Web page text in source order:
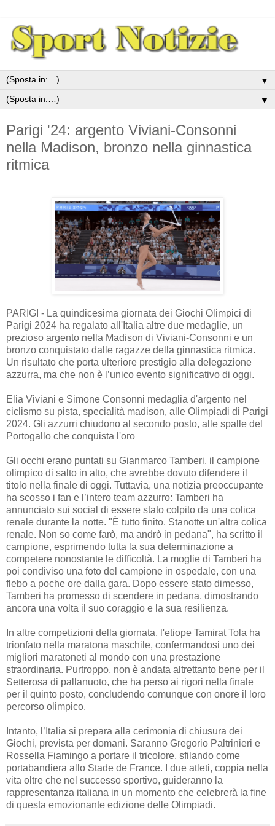
▼
▼
Parigi '24: argento Viviani-Consonni
nella Madison, bronzo nella ginnastica
ritmica
PARIGI - La quindicesima giornata dei Giochi Olimpici di
Parigi 2024 ha regalato all'Italia altre due medaglie, un
prezioso argento nella Madison di Viviani-Consonni e un
bronzo conquistato dalle ragazze della ginnastica ritmica.
Un risultato che porta ulteriore prestigio alla delegazione
azzurra, ma che non è l’unico evento significativo di oggi.
Elia Viviani e Simone Consonni medaglia d'argento nel
ciclismo su pista, specialità madison, alle Olimpiadi di Parigi
2024. Gli azzurri chiudono al secondo posto, alle spalle del
Portogallo che conquista l'oro
Gli occhi erano puntati su Gianmarco Tamberi, il campione
olimpico di salto in alto, che avrebbe dovuto difendere il
titolo nella finale di oggi. Tuttavia, una notizia preoccupante
ha scosso i fan e l’intero team azzurro: Tamberi ha
annunciato sui social di essere stato colpito da una colica
renale durante la notte. "È tutto finito. Stanotte un'altra colica
renale. Non so come farò, ma andrò in pedana", ha scritto il
campione, esprimendo tutta la sua determinazione a
competere nonostante le difficoltà. La moglie di Tamberi ha
poi condiviso una foto del campione in ospedale, con una
flebo a poche ore dalla gara. Dopo essere stato dimesso,
Tamberi ha promesso di scendere in pedana, dimostrando
ancora una volta il suo coraggio e la sua resilienza.
In altre competizioni della giornata, l'etiope Tamirat Tola ha
trionfato nella maratona maschile, confermandosi uno dei
migliori maratoneti al mondo con una prestazione
straordinaria. Purtroppo, non è andata altrettanto bene per il
Setterosa di pallanuoto, che ha perso ai rigori nella finale
per il quinto posto, concludendo comunque con onore il loro
percorso olimpico.
Intanto, l’Italia si prepara alla cerimonia di chiusura dei
Giochi, prevista per domani. Saranno Gregorio Paltrinieri e
Rossella Fiamingo a portare il tricolore, sfilando come
portabandiera allo Stade de France. I due atleti, coppia nella
vita oltre che nel successo sportivo, guideranno la
rappresentanza italiana in un momento che celebrerà la fine
di questa emozionante edizione delle Olimpiadi.